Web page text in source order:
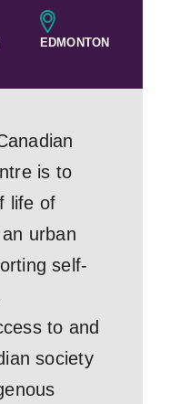
EDMONTON
is to
life of
urban
self-
to and
society